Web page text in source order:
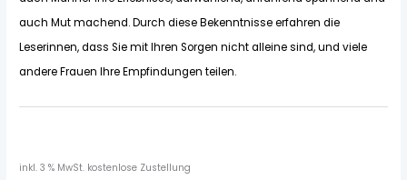
auch Mut machend. Durch diese Bekenntnisse erfahren die
Leserinnen, dass Sie mit Ihren Sorgen nicht alleine sind, und viele
andere Frauen Ihre Empfindungen teilen.
inkl. 3 % MwSt. kostenlose Zustellung